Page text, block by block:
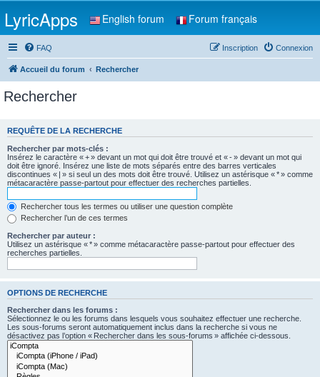
LyricApps English forum Forum français
FAQ Connexion
Inscription
Accueil du forum Rechercher
Rechercher
REQUÊTE DE LA RECHERCHE
Rechercher par mots-clés :
Insérez le caractère « + » devant un mot qui doit être trouvé et « - » devant un mot qui
doit être ignoré. Insérez une liste de mots séparés entre des barres verticales
discontinues « | » si seul un des mots doit être trouvé. Utilisez un astérisque « * » comme
métacaractère passe-partout pour effectuer des recherches partielles.
Rechercher tous les termes ou utiliser une question complète
Rechercher l’un de ces termes
Rechercher par auteur :
Utilisez un astérisque « * » comme métacaractère passe-partout pour effectuer des
recherches partielles.
OPTIONS DE RECHERCHE
Rechercher dans les forums :
Sélectionnez le ou les forums dans lesquels vous souhaitez effectuer une recherche.
Les sous-forums seront automatiquement inclus dans la recherche si vous ne
désactivez pas l’option « Rechercher dans les sous-forums » affichée ci-dessous.